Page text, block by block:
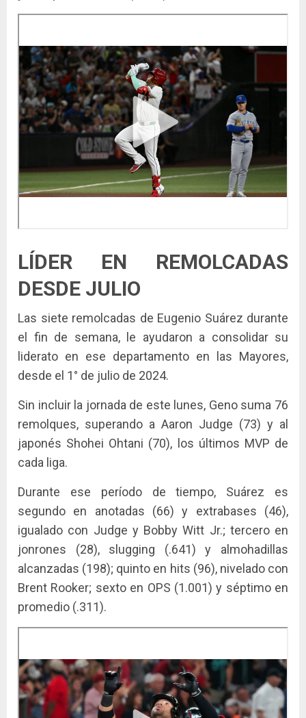
LÍDER EN REMOLCADAS
DESDE JULIO
Las siete remolcadas de Eugenio Suárez durante
el fin de semana, le ayudaron a consolidar su
liderato en ese departamento en las Mayores,
desde el 1° de julio de 2024.
Sin incluir la jornada de este lunes, Geno suma 76
remolques, superando a Aaron Judge (73) y al
japonés Shohei Ohtani (70), los últimos MVP de
cada liga.
Durante ese período de tiempo, Suárez es
segundo en anotadas (66) y extrabases (46),
igualado con Judge y Bobby Witt Jr.; tercero en
jonrones (28), slugging (.641) y almohadillas
alcanzadas (198); quinto en hits (96), nivelado con
Brent Rooker; sexto en OPS (1.001) y séptimo en
promedio (.311).